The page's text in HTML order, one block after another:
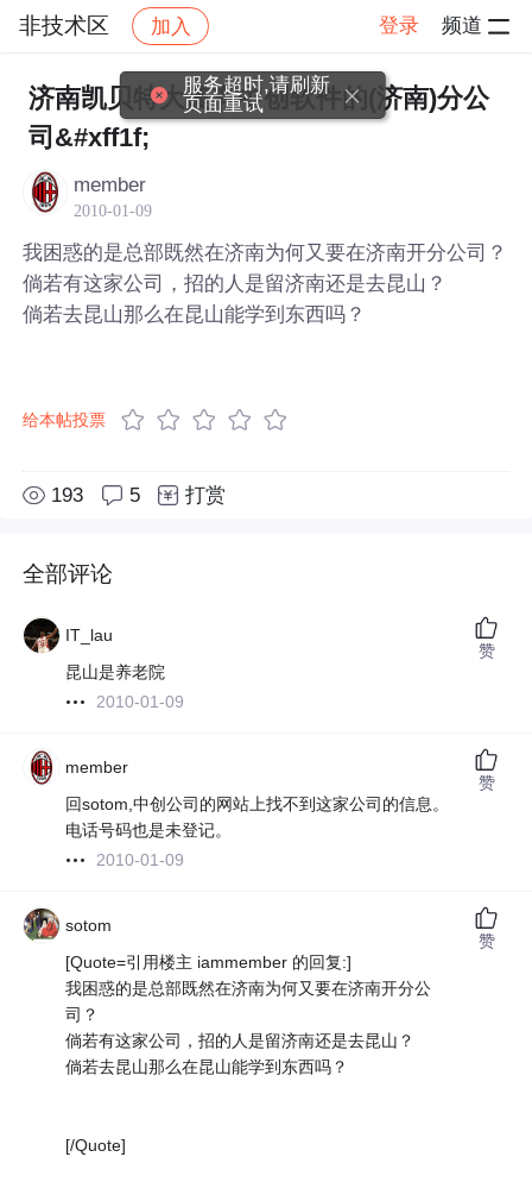
非技术区 加入 登录 频道
社区 非技术区 帖子详情
济南凯贝特大厦有中创软件的(济南)分公
司&#xff1f;
member
2010-01-09
我困惑的是总部既然在济南为何又要在济南开分公司？
倘若有这家公司，招的人是留济南还是去昆山？
倘若去昆山那么在昆山能学到东西吗？
给本帖投票
193 5 打赏
全部评论
IT_lau
昆山是养老院
2010-01-09
赞
member
回sotom,中创公司的网站上找不到这家公司的信息。
电话号码也是未登记。
2010-01-09
赞
sotom
[Quote=引用楼主 iammember 的回复:]
我困惑的是总部既然在济南为何又要在济南开分公
司？
倘若有这家公司，招的人是留济南还是去昆山？
倘若去昆山那么在昆山能学到东西吗？
[/Quote]
赞
服务超时,请刷新
页面重试